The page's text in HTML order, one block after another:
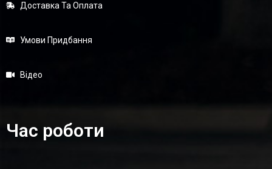
Доставка Та Оплата
Умови Придбання
Відео
Час роботи